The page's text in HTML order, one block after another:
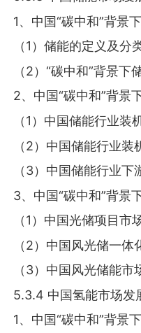
1、中国“碳中和”背景
（1）储能的定义及分
（2）“碳中和”背景
2、中国“碳中和”背景
（1）中国储能行业装
（2）中国储能行业装
（3）中国储能行业下
3、中国“碳中和”背景
（1）中国光储项目市
（2）中国风光储一体
（3）中国风光储能市
5.3.4 中国氢能市场发
1、中国“碳中和”背景